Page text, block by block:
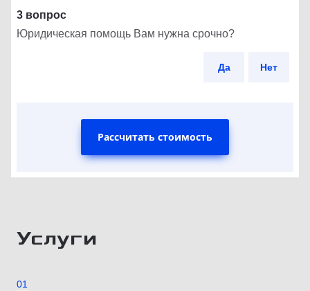
3 вопрос
Юридическая помощь Вам нужна срочно?
Да Нет
Рассчитать стоимость
Услуги
01